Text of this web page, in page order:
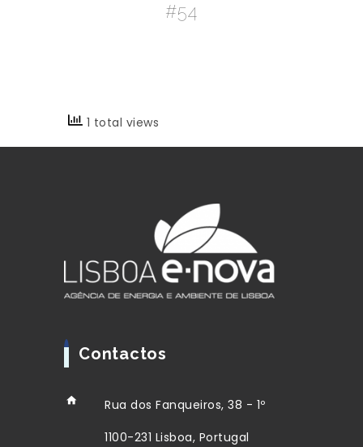
#54
1 total views
Contactos
Rua dos Fanqueiros, 38 - 1º
1100-231 Lisboa, Portugal